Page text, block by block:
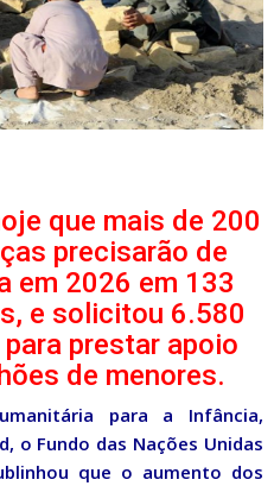
que mais de 200
precisarão de
em 2026 em 133
e solicitou 6.580
prestar apoio
de menores.
para a Infância,
o Fundo das Nações Unidas
que o aumento dos